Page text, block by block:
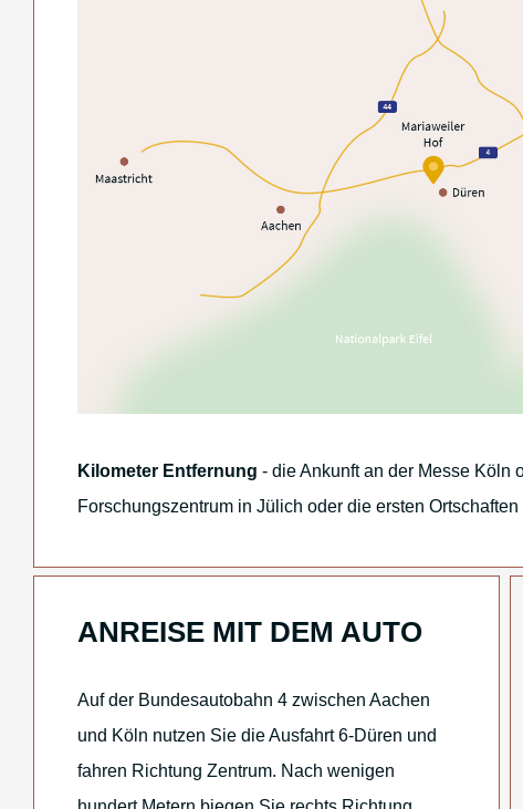
Kilometer Entfernung - die Ankunft an der Messe Köln
Forschungszentrum in Jülich oder die ersten
ANREISE MIT DEM AUTO
Auf der Bundesautobahn 4 zwischen Aachen
und Köln nutzen Sie die Ausfahrt 6-Düren und
fahren Richtung Zentrum. Nach wenigen